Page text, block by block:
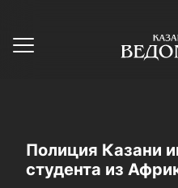
Полиция Казани
студента из